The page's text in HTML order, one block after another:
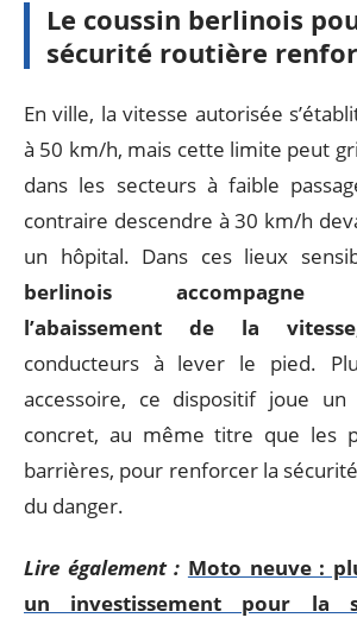
Le coussin berlinois
sécurité routière
En ville, la vitesse autorisée
à 50 km/h, mais cette limite peut
dans les secteurs à faible
contraire descendre à 30 km/h
un hôpital. Dans ces lieux
berlinois accompagne
l’abaissement de la vitesse
conducteurs à lever le pied.
accessoire, ce dispositif joue
concret, au même titre que les
barrières, pour renforcer la
du danger.
Lire également : Moto neuve :
un investissement pour la